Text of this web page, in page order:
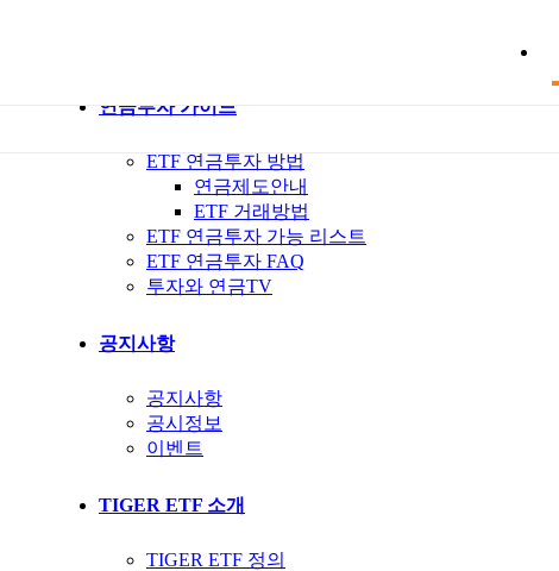
연금투자 가이드
ETF 연금투자 방법
연금제도안내
ETF 거래방법
ETF 연금투자 가능 리스트
ETF 연금투자 FAQ
투자와 연금TV
공지사항
공지사항
공시정보
이벤트
TIGER ETF 소개
TIGER ETF 정의